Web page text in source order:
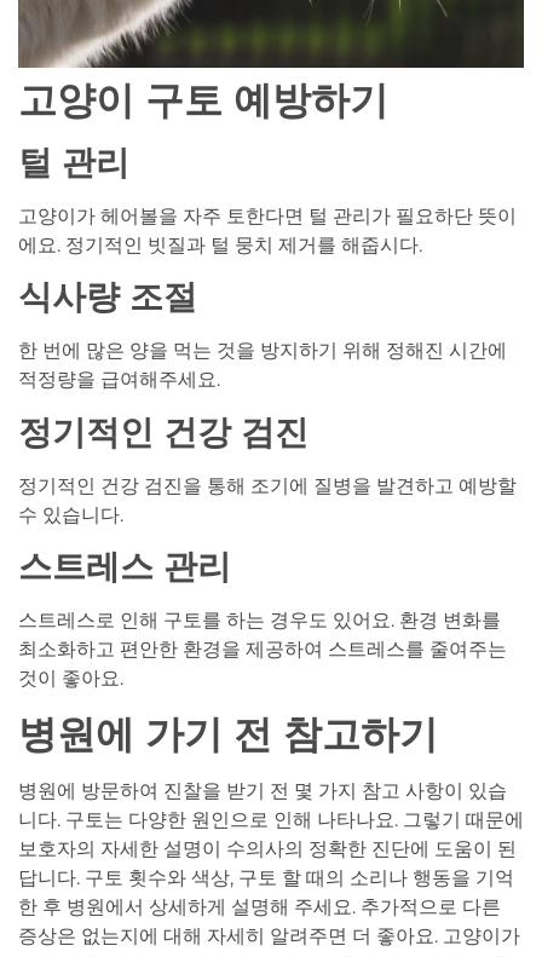
고양이 구토 예방하기
털 관리
고양이가 헤어볼을 자주 토한다면 털 관리가 필요하단 뜻이
에요. 정기적인 빗질과 털 뭉치 제거를 해줍시다.
식사량 조절
한 번에 많은 양을 먹는 것을 방지하기 위해 정해진 시간에
적정량을 급여해주세요.
정기적인 건강 검진
정기적인 건강 검진을 통해 조기에 질병을 발견하고 예방할
수 있습니다.
스트레스 관리
스트레스로 인해 구토를 하는 경우도 있어요. 환경 변화를
최소화하고 편안한 환경을 제공하여 스트레스를 줄여주는
것이 좋아요.
병원에 가기 전 참고하기
병원에 방문하여 진찰을 받기 전 몇 가지 참고 사항이 있습
니다. 구토는 다양한 원인으로 인해 나타나요. 그렇기 때문에
보호자의 자세한 설명이 수의사의 정확한 진단에 도움이 된
답니다. 구토 횟수와 색상, 구토 할 때의 소리나 행동을 기억
한 후 병원에서 상세하게 설명해 주세요. 추가적으로 다른
증상은 없는지에 대해 자세히 알려주면 더 좋아요. 고양이가